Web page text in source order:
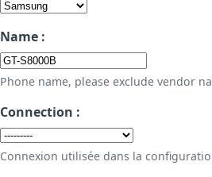
Name :
Phone name, please exclude vendor
Connection :
Connexion utilisée dans la